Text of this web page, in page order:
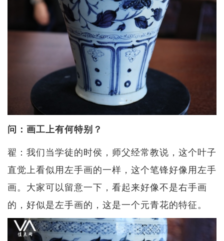
问：画工上有何特别？
翟：我们当学徒的时侯，师父经常教说，这个叶子
直觉上看似用左手画的一样，这个笔锋好像用左手
画。大家可以留意一下，看起来好像不是右手画
的，好似是左手画的，这是一个元青花的特征。